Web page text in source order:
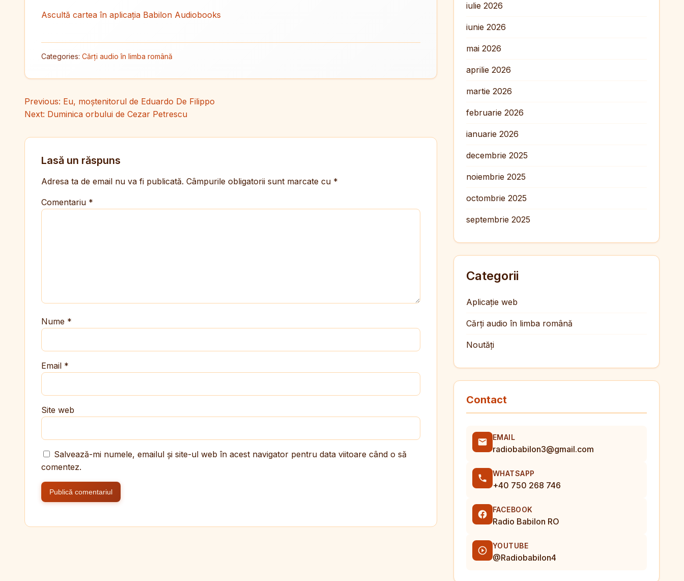
Ascultă cartea în aplicația Babilon Audiobooks
Categories: Cărți audio în limba română
Navigare în articole
Previous: Eu, moștenitorul de Eduardo De Filippo
Next: Duminica orbului de Cezar Petrescu
Lasă un răspuns
Adresa ta de email nu va fi publicată. Câmpurile obligatorii sunt marcate cu *
Comentariu *
Nume *
Email *
Site web
Salvează-mi numele, emailul și site-ul web în acest navigator pentru data viitoare când o să
comentez.
iulie 2026
iunie 2026
mai 2026
aprilie 2026
martie 2026
februarie 2026
ianuarie 2026
decembrie 2025
noiembrie 2025
octombrie 2025
septembrie 2025
Categorii
Aplicație web
Cărți audio în limba română
Noutăți
Contact
EMAIL
radiobabilon3@gmail.com
WHATSAPP
+40 750 268 746
FACEBOOK
Radio Babilon RO
YOUTUBE
@Radiobabilon4